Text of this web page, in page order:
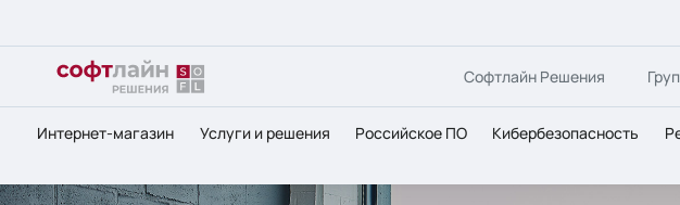
Софтлайн Решения
Интернет-магазин Услуги и решения Российское ПО Кибербезопасность